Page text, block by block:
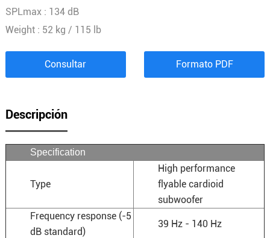
SPLmax : 134 dB
Weight : 52 kg / 115 lb
Consultar Formato PDF
Descripción
Specification
Type
High performance
flyable cardioid
subwoofer
Frequency response (-5
dB standard)
39 Hz - 140 Hz